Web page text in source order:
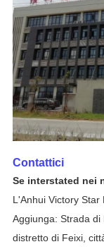
Contattici
Se interstated nei
L'Anhui Victory
Aggiunga: Strada di
distretto di Feixi,